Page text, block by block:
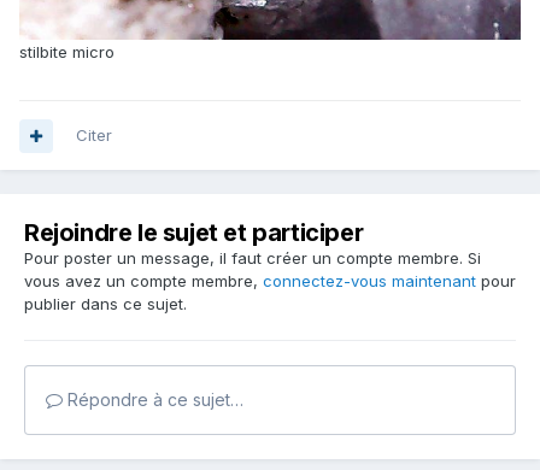
stilbite micro
Citer
Rejoindre le sujet et participer
Pour poster un message, il faut créer un compte membre. Si
vous avez un compte membre, connectez-vous maintenant pour
publier dans ce sujet.
Répondre à ce sujet…